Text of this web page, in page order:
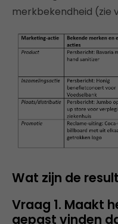
merkbekendheid (zie
Wat zijn de
Vraag 1. Maakt
gepast vinden